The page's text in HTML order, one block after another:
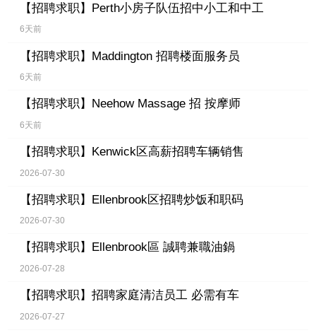
【招聘求职】 Perth小房子队伍招中小工和中工
6天前
【招聘求职】 Maddington 招聘楼面服务员
6天前
【招聘求职】 Neehow Massage 招 按摩师
6天前
【招聘求职】 Kenwick区高薪招聘车辆销售
2026-07-30
【招聘求职】 Ellenbrook区招聘炒饭和职码
2026-07-30
【招聘求职】 Ellenbrook區 誠聘兼職油鍋
2026-07-28
【招聘求职】 招聘家庭清洁员工 必需有车
2026-07-27